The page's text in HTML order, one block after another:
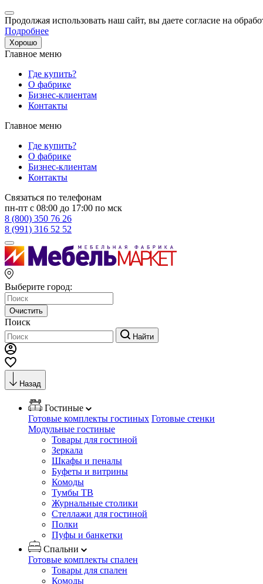
Продолжая использовать наш сайт, вы даете согласие на
Подробнее
Хорошо
Главное меню
Где купить?
О фабрике
Бизнес-клиентам
Контакты
Главное меню
Где купить?
О фабрике
Бизнес-клиентам
Контакты
Связаться по телефонам
пн-пт с 08:00 до 17:00 по мск
8 (800) 350 76 26
8 (991) 316 52 52
Выберите город:
Очистить
Поиск
Найти
Назад
Гостиные
Готовые комплекты гостиных Готовые стенки
Модульные гостиные
Товары для гостиной
Зеркала
Шкафы и пеналы
Буфеты и витрины
Комоды
Тумбы ТВ
Журнальные столики
Стеллажи для гостиной
Полки
Пуфы и банкетки
Спальни
Готовые комплекты спален
Товары для спален
Комоды